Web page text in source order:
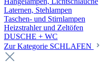
Laternen, Stehlampen
Taschen- und Stirnlampen
Heizstrahler und Zeltöfen
DUSCHE + WC
Zur Kategorie SCHLAFEN